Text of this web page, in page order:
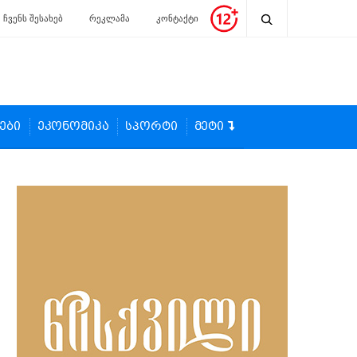
ჩვენს შესახებ რეკლამა კონტაქტი
ეკონომიკა სპორტი მეტი